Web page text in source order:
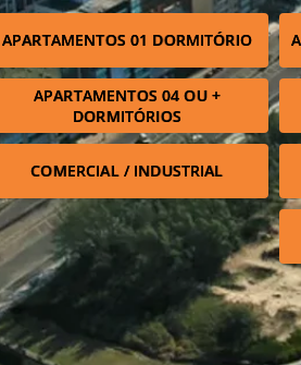
APARTAMENTOS 01 DORMITÓRIO
APARTAMENTOS 04 OU +
DORMITÓRIOS
COMERCIAL / INDUSTRIAL